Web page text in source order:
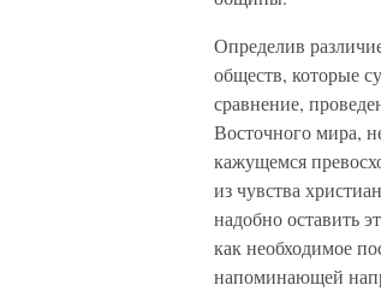
Определив
обществ, которые
сравнение,
Восточного мира,
кажущемся
из чувства
надобно оставить
как необходимое
напоминающей